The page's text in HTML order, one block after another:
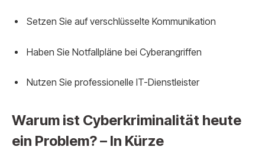
Setzen Sie auf verschlüsselte Kommunikation
Haben Sie Notfallpläne bei Cyberangriffen
Nutzen Sie professionelle IT-Dienstleister
Warum ist Cyberkriminalität heute
ein Problem? – In Kürze